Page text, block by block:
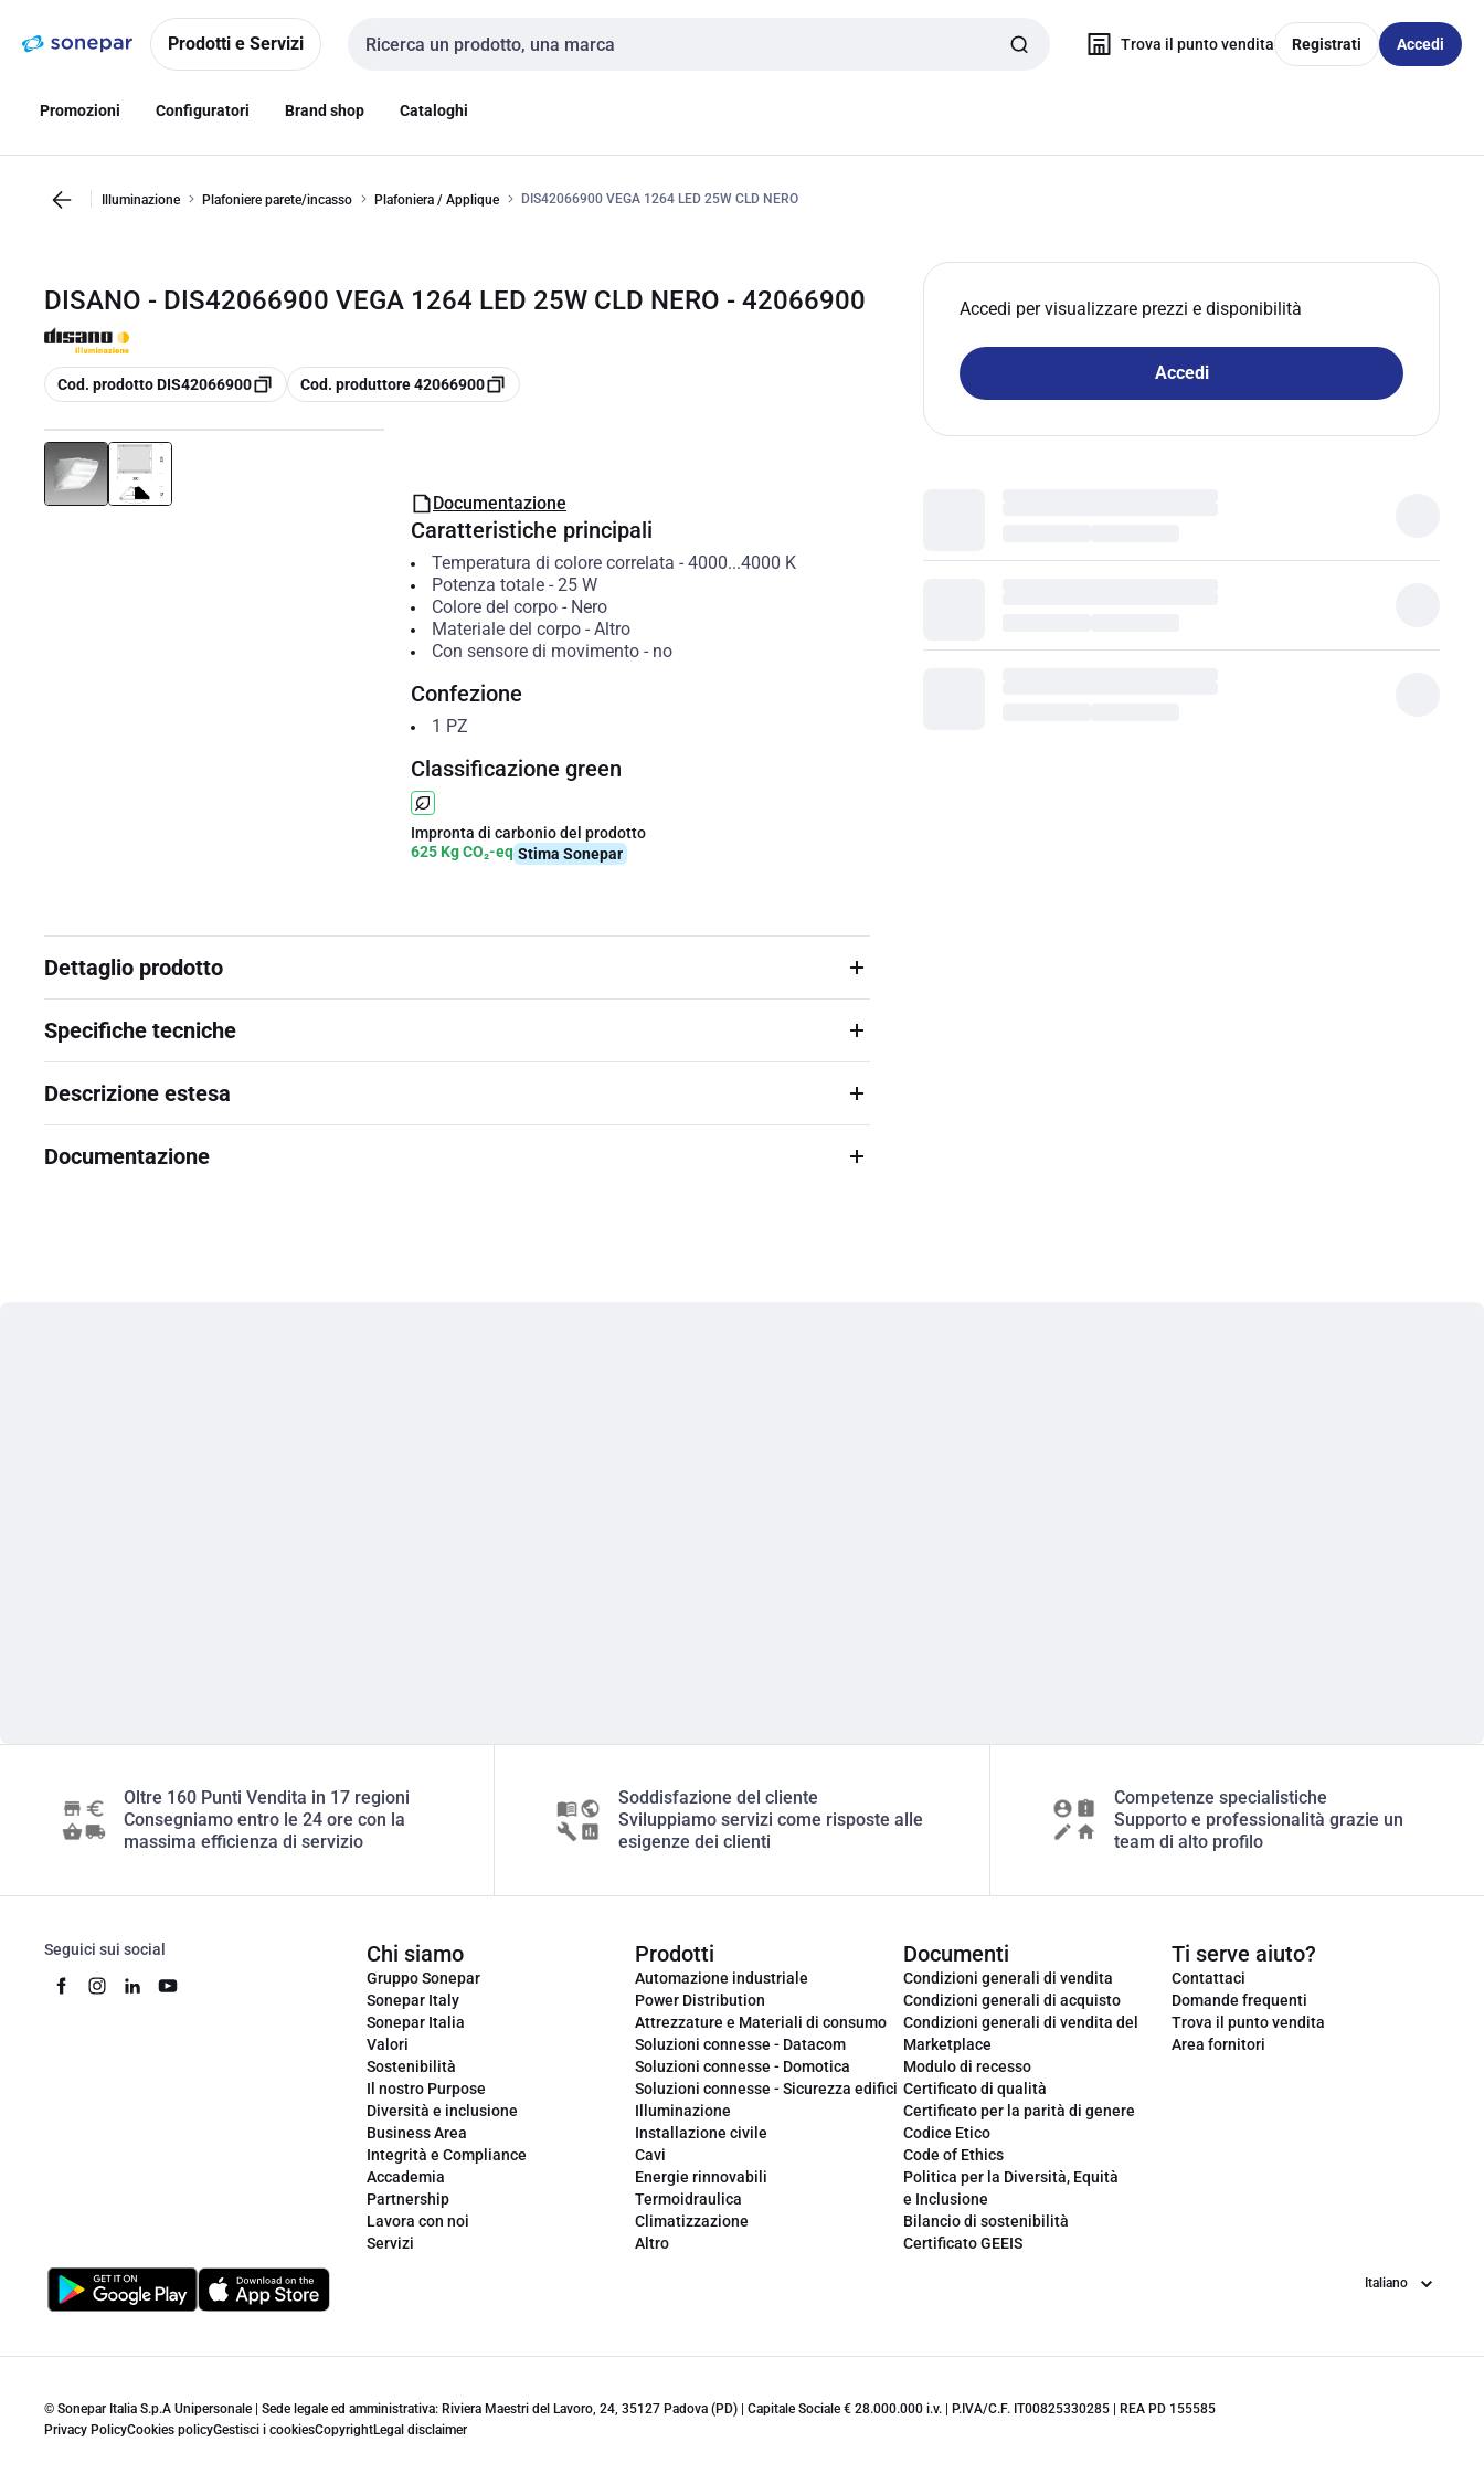
navigazionealla
Prodotti e Servizi
Cerca input
Trova il punto vendita Registrati Accedi
Promozioni Configuratori Brand shop Cataloghi
Illuminazione Plafoniere parete/incasso Plafoniera / Applique DIS42066900 VEGA 1264 LED 25W CLD NERO
DISANO - DIS42066900 VEGA 1264 LED 25W CLD NERO - 42066900
copia
Cod. prodotto DIS42066900 copia
Cod. produttore 42066900
Accedi per visualizzare prezzi e disponibilità
Accedi
Documentazione
Caratteristiche principali
Temperatura di colore correlata - 4000...4000 K
Potenza totale- 25 W
Colore del corpo- Nero
Materiale del corpo- Altro
Con sensore di movimento- no
Confezione
1 PZ
Classificazione green
Impronta di carbonio del prodotto
625 Kg CO₂-eq Stima Sonepar
Dettaglio prodotto
Specifiche tecniche
Descrizione estesa
Documentazione
Oltre 160 Punti Vendita in 17 regioni
Consegniamo entro le 24 ore con la
massima efficienza di servizio
Soddisfazione del cliente
Sviluppiamo servizi come risposte alle
esigenze dei clienti
Competenze specialistiche
Supporto e professionalità grazie un
team di alto profilo
Seguici sui social Chi siamo
Gruppo Sonepar
Sonepar Italy
Sonepar Italia
Valori
Sostenibilità
Il nostro Purpose
Diversità e inclusione
Business Area
Integrità e Compliance
Accademia
Partnership
Lavora con noi
Servizi
Prodotti
Automazione industriale
Power Distribution
Attrezzature e Materiali di consumo
Soluzioni connesse - Datacom
Soluzioni connesse - Domotica
Soluzioni connesse - Sicurezza edifici
Illuminazione
Installazione civile
Cavi
Energie rinnovabili
Termoidraulica
Climatizzazione
Altro
Documenti
Condizioni generali di vendita
Condizioni generali di acquisto
Condizioni generali di vendita del
Marketplace
Modulo di recesso
Certificato di qualità
Certificato per la parità di genere
Codice Etico
Code of Ethics
Politica per la Diversità, Equità
e Inclusione
Bilancio di sostenibilità
Certificato GEEIS
Ti serve aiuto?
Contattaci
Domande frequenti
Trova il punto vendita
Area fornitori
Lingua
© Sonepar Italia S.p.A Unipersonale | Sede legale ed amministrativa: Riviera Maestri del Lavoro, 24, 35127 Padova (PD) | Capitale Sociale € 28.000.000 i.v. | P.IVA/C.F. IT00825330285 | REA PD 155585
Privacy PolicyCookies policyGestisci i cookiesCopyrightLegal disclaimer